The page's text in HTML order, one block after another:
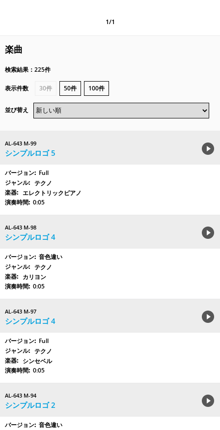
1/1
楽曲
検索結果：225件
表示件数 30件 50件 100件
並び替え
AL-643 M-99
シンプルロゴ 5
Full
テクノ
エレクトリックピアノ
0:05
AL-643 M-98
シンプルロゴ 4
音色違い
テクノ
カリヨン
0:05
AL-643 M-97
シンプルロゴ 4
Full
テクノ
シンセベル
0:05
AL-643 M-94
シンプルロゴ 2
音色違い